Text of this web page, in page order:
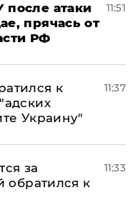
атаки
прячась от
РФ
11:51
к
Украину"
11:37
за
обратился к
11:33